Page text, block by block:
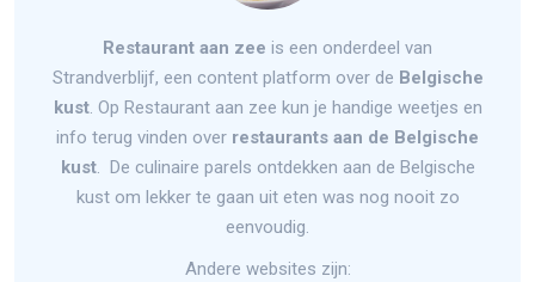
Restaurant aan zee is een onderdeel van
Strandverblijf, een content platform over de Belgische
kust. Op Restaurant aan zee kun je handige weetjes en
info terug vinden over restaurants aan de Belgische
kust. De culinaire parels ontdekken aan de Belgische
kust om lekker te gaan uit eten was nog nooit zo
eenvoudig.
Andere websites zijn: